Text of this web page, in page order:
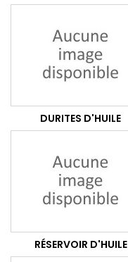
DURITES D'HUILE
RÉSERVOIR D'HUILE